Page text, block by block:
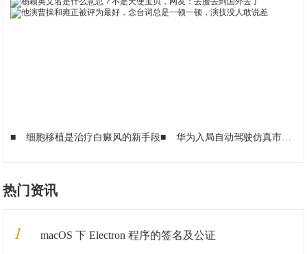
■ 细胞移植是治疗白癜风的新手段■ 华为入局自动驾驶仿真市场，“八爪鱼”将涵盖5G 及 V2X等技术
热门资讯
1 macOS 下 Electron 程序的签名及公证